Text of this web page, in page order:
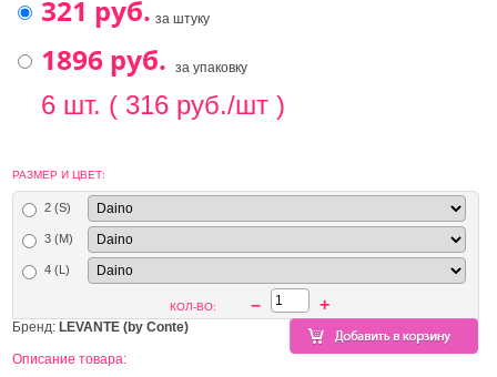
за штуку
за упаковку
6 шт. ( 316 руб./шт )
РАЗМЕР И ЦВЕТ:
2 (S)
3 (M)
4 (L)
КОЛ-ВО: – +
Бренд: LEVANTE (by Conte)
Описание товара: